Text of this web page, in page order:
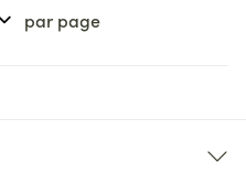
par page